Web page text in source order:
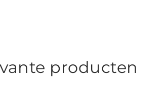
producten